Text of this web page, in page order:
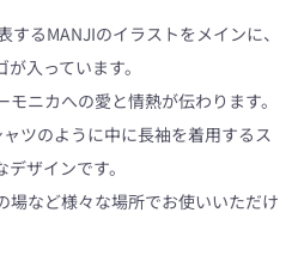
るMANJIのイラストをメインに、
入っています。
ニカへの愛と情熱が伝わります。
ツのように中に長袖を着用するス
ザインです。
場など様々な場所でお使いいただけ